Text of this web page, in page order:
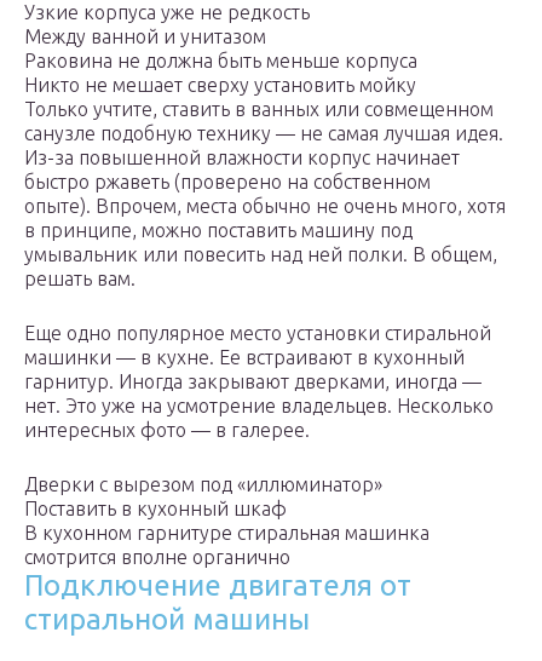
Узкие корпуса уже не редкость
Между ванной и унитазом
Раковина не должна быть меньше корпуса
Никто не мешает сверху установить мойку
Только учтите, ставить в ванных или совмещенном
санузле подобную технику — не самая лучшая идея.
Из-за повышенной влажности корпус начинает
быстро ржаветь (проверено на собственном
опыте). Впрочем, места обычно не очень много, хотя
в принципе, можно поставить машину под
умывальник или повесить над ней полки. В общем,
решать вам.
Еще одно популярное место установки стиральной
машинки — в кухне. Ее встраивают в кухонный
гарнитур. Иногда закрывают дверками, иногда —
нет. Это уже на усмотрение владельцев. Несколько
интересных фото — в галерее.
Дверки с вырезом под «иллюминатор»
Поставить в кухонный шкаф
В кухонном гарнитуре стиральная машинка
смотрится вполне органично
Подключение двигателя от
стиральной машины